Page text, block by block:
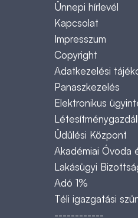
Ünnepi hírlevél
Kapcsolat
Impresszum
Copyright
Adatkezelési
Panaszkezelés
Elektronikus
Üdülési Központ
Akadémiai Óvoda
Lakásügyi
Adó 1%
Téli igazgatási
------------